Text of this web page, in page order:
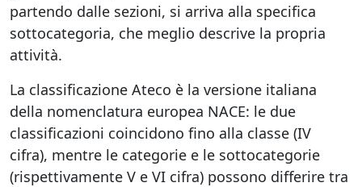
partendo dalle sezioni, si arriva alla specifica
sottocategoria, che meglio descrive la propria
attività.
La classificazione Ateco è la versione italiana
della nomenclatura europea NACE: le due
classificazioni coincidono fino alla classe (IV
cifra), mentre le categorie e le sottocategorie
(rispettivamente V e VI cifra) possono differire tra